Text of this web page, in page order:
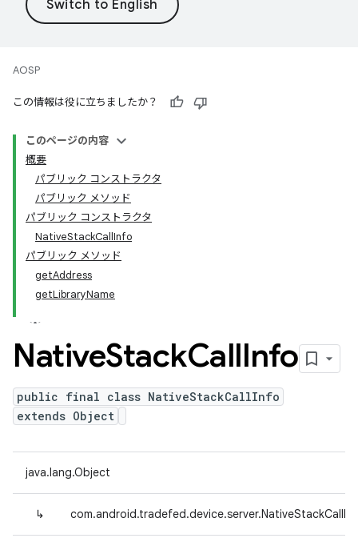
AOSP
この情報は役に立ちましたか？
このページの内容
概要
パブリック コンストラクタ
パブリック メソッド
パブリック コンストラクタ
NativeStackCallInfo
パブリック メソッド
getAddress
getLibraryName
NativeStackCallInfo
public final class NativeStackCallInfo
extends Object
java.lang.Object
↳